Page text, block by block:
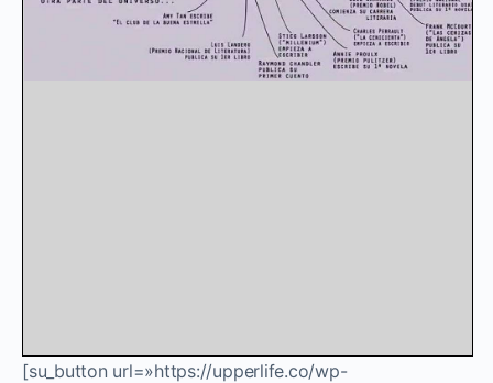
[su_button url=»https://upperlife.co/wp-